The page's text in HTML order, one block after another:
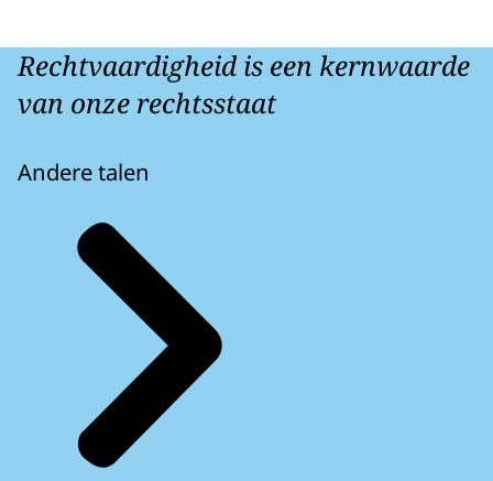
Rechtvaardigheid is een kernwaarde
van onze rechtsstaat
Andere talen